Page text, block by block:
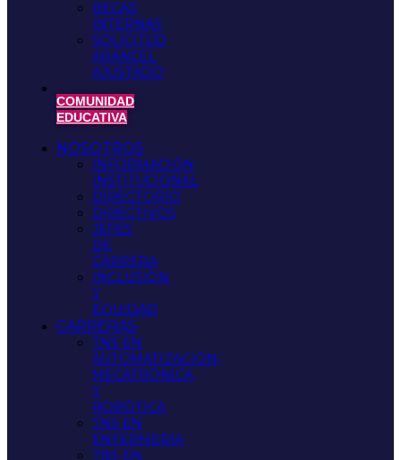
BECAS
INTERNAS
SOLICITUD
ARANCEL
AJUSTADO
COMUNIDAD
EDUCATIVA
NOSOTROS
INFORMACIÓN
INSTITUCIONAL
DIRECTORIO
DIRECTIVOS
JEFES
DE
CARRERA
INCLUSIÓN
Y
EQUIDAD
CARRERAS
TNS EN
AUTOMATIZACIÓN,
MECATRÓNICA
Y
ROBÓTICA
TNS EN
ENFERMERÍA
TNS EN